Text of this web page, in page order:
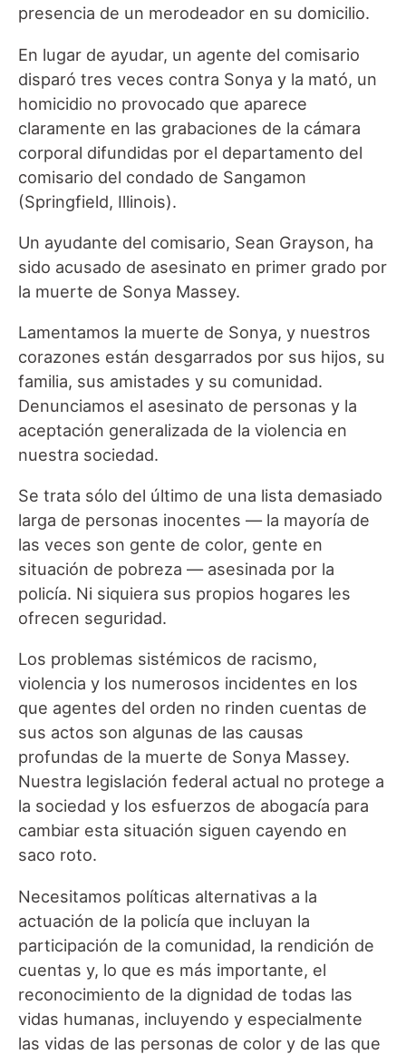
presencia de un merodeador en su domicilio.
En lugar de ayudar, un agente del comisario
disparó tres veces contra Sonya y la mató, un
homicidio no provocado que aparece
claramente en las grabaciones de la cámara
corporal difundidas por el departamento del
comisario del condado de Sangamon
(Springfield, Illinois).
Un ayudante del comisario, Sean Grayson, ha
sido acusado de asesinato en primer grado por
la muerte de Sonya Massey.
Lamentamos la muerte de Sonya, y nuestros
corazones están desgarrados por sus hijos, su
familia, sus amistades y su comunidad.
Denunciamos el asesinato de personas y la
aceptación generalizada de la violencia en
nuestra sociedad.
Se trata sólo del último de una lista demasiado
larga de personas inocentes — la mayoría de
las veces son gente de color, gente en
situación de pobreza — asesinada por la
policía. Ni siquiera sus propios hogares les
ofrecen seguridad.
Los problemas sistémicos de racismo,
violencia y los numerosos incidentes en los
que agentes del orden no rinden cuentas de
sus actos son algunas de las causas
profundas de la muerte de Sonya Massey.
Nuestra legislación federal actual no protege a
la sociedad y los esfuerzos de abogacía para
cambiar esta situación siguen cayendo en
saco roto.
Necesitamos políticas alternativas a la
actuación de la policía que incluyan la
participación de la comunidad, la rendición de
cuentas y, lo que es más importante, el
reconocimiento de la dignidad de todas las
vidas humanas, incluyendo y especialmente
las vidas de las personas de color y de las que